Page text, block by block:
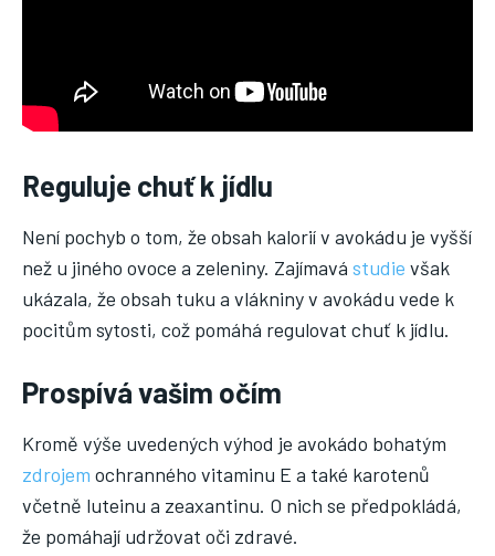
Reguluje chuť k jídlu
Není pochyb o tom, že obsah kalorií v avokádu je vyšší
než u jiného ovoce a zeleniny. Zajímavá studie však
ukázala, že obsah tuku a vlákniny v avokádu vede k
pocitům sytosti, což pomáhá regulovat chuť k jídlu.
Prospívá vašim očím
Kromě výše uvedených výhod je avokádo bohatým
zdrojem ochranného vitaminu E a také karotenů
včetně luteinu a zeaxantinu. O nich se předpokládá,
že pomáhají udržovat oči zdravé.